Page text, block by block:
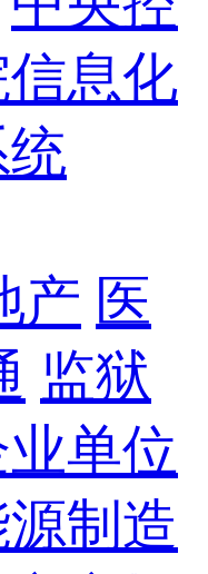
信息化
产 医
监狱
单位
制造